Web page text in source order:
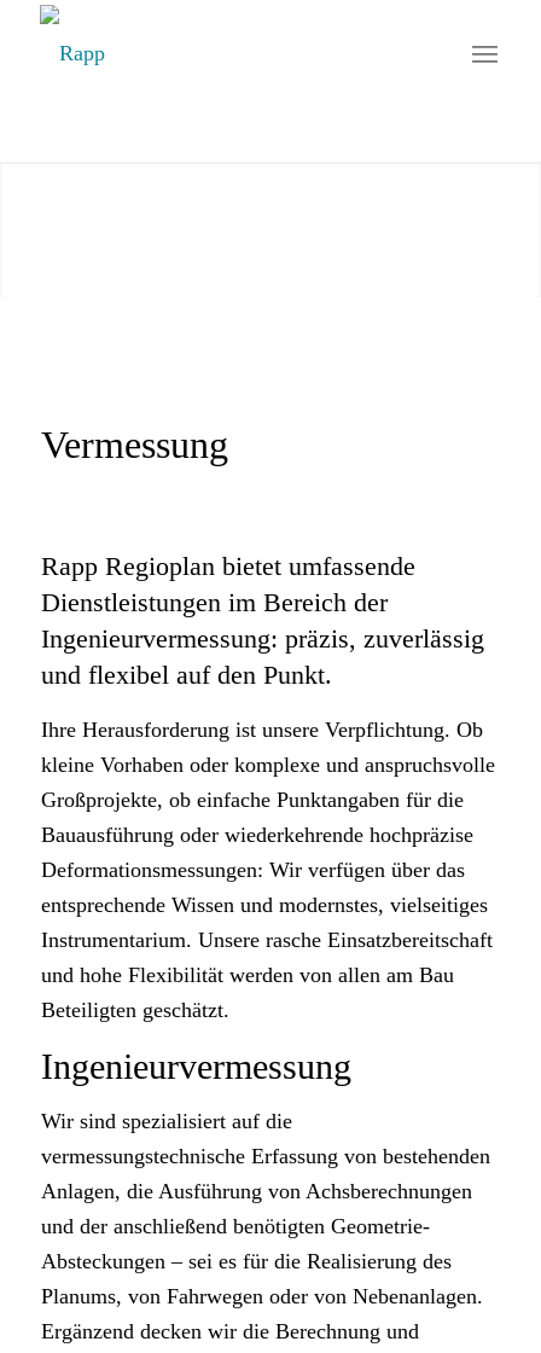
Vermessung
Rapp Regioplan bietet umfassende
Dienstleistungen im Bereich der
Ingenieurvermessung: präzis, zuverlässig
und flexibel auf den Punkt.
Ihre Herausforderung ist unsere Verpflichtung. Ob
kleine Vorhaben oder komplexe und anspruchsvolle
Großprojekte, ob einfache Punktangaben für die
Bauausführung oder wiederkehrende hochpräzise
Deformationsmessungen: Wir verfügen über das
entsprechende Wissen und modernstes, vielseitiges
Instrumentarium. Unsere rasche Einsatzbereitschaft
und hohe Flexibilität werden von allen am Bau
Beteiligten geschätzt.
Ingenieurvermessung
Wir sind spezialisiert auf die
vermessungstechnische Erfassung von bestehenden
Anlagen, die Ausführung von Achsberechnungen
und der anschließend benötigten Geometrie-
Absteckungen – sei es für die Realisierung des
Planums, von Fahrwegen oder von Nebenanlagen.
Ergänzend decken wir die Berechnung und